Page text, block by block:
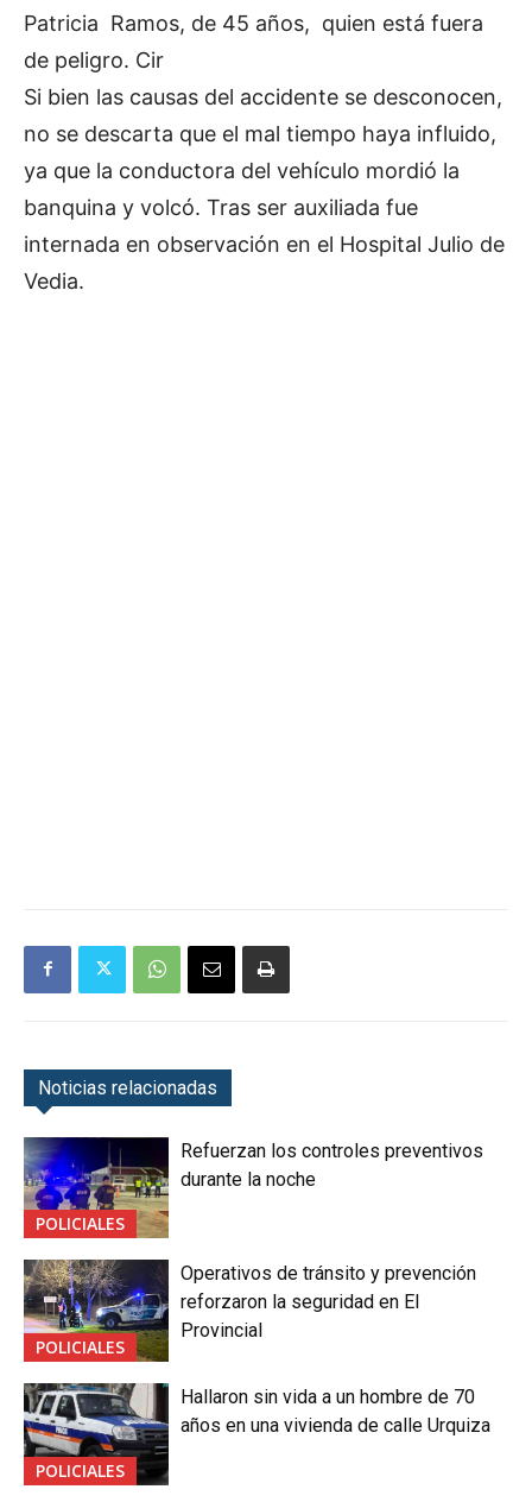
Patricia Ramos, de 45 años, quien está fuera
de peligro. Cir
Si bien las causas del accidente se desconocen,
no se descarta que el mal tiempo haya influido,
ya que la conductora del vehículo mordió la
banquina y volcó. Tras ser auxiliada fue
internada en observación en el Hospital Julio de
Vedia.
Noticias relacionadas
POLICIALES
Refuerzan los controles preventivos
durante la noche
POLICIALES
Operativos de tránsito y prevención
reforzaron la seguridad en El
Provincial
POLICIALES
Hallaron sin vida a un hombre de 70
años en una vivienda de calle Urquiza